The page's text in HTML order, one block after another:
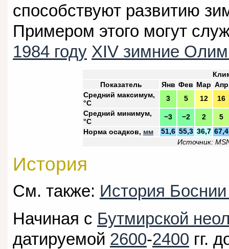
способствуют развитию
Примером этого могут
1984 году XIV зимние
Показатель
Янв Фев Мар Апр
Средний максимум,
°C
3 5 12 16
Средний минимум,
°C
−3 −2 2 5
Норма осадков, мм 51,6 55,3 36,7 67,4
Источник:
История
См. также: История
Начиная с Бутмирской
датируемой 2600-2400 гг.